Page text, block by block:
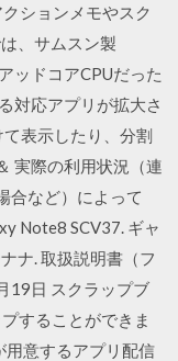
ションメモやスク
、サムスン製
ッドコアCPUだった
対応アプリが拡大さ
表示したり、分割
実際の利用状況（連
合など）によって
Note8 SCV37. ギャ
ナ. 取扱説明書（フ
19日 スクラップブ
することができま
用意するアプリ配信